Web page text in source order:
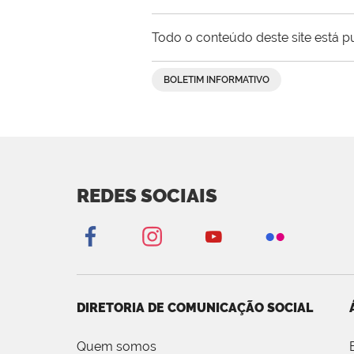
Todo o conteúdo deste site está
BOLETIM INFORMATIVO
REDES SOCIAIS
DIRETORIA DE COMUNICAÇÃO SOCIAL
Quem somos